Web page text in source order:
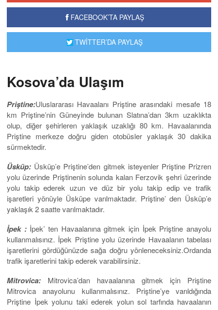
FACEBOOK’TA PAYLAŞ
TWİTTER’DA PAYLAŞ
Kosova’da Ulaşım
Priştine:Uluslararası Havaalanı Priştine arasındaki mesafe 18
km Priştine’nin Güneyinde bulunan Slatına’dan 3km uzaklıkta
olup, diğer şehirleren yaklaşık uzaklığı 80 km. Havaalanında
Priştine merkeze doğru giden otobüsler yaklaşık 30 dakika
sürmektedir.
Üsküp: Üsküp’e Priştine’den gitmek isteyenler Priştine Prizren
yolu üzerinde Priştinenin solunda kalan Ferzovik şehri üzerinde
yolu takip ederek uzun ve düz bir yolu takip edip ve trafik
işaretleri yönüyle Üsküpe varılmaktadır. Priştine’ den Üsküp’e
yaklaşık 2 saatte varılmaktadır.
İpek :İpek’ ten Havaalanına gitmek için İpek Priştine anayolu
kullanmalısınız. İpek Priştine yolu üzerinde Havaalanın tabelası
işaretlerini gördüğünüzde sağa doğru yönleneceksiniz.Ordanda
trafik işaretlerini takip ederek varabilirsiniz.
Mitrovica: Mitrovica’dan havaalanına gitmek için Priştine
Mitrovica anayolunu kullanmalısınız. Priştine’ye varıldığında
Priştine İpek yolunu taki ederek yolun sol tarfında havaalanın